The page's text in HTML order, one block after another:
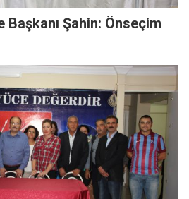
Başkanı Şahin: Önseçim